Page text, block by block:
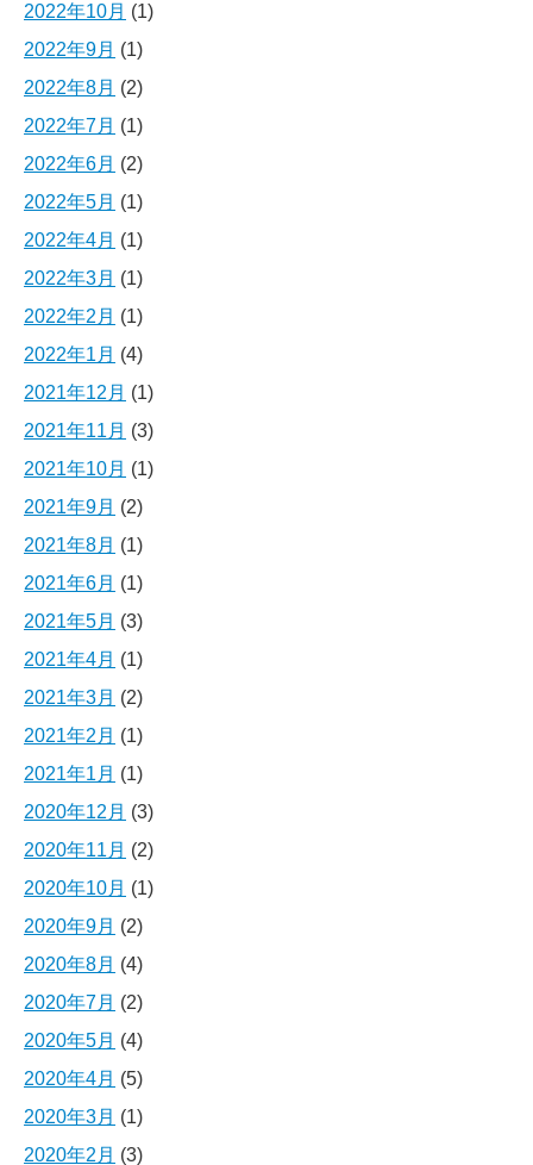
2022年10月 (1)
2022年9月 (1)
2022年8月 (2)
2022年7月 (1)
2022年6月 (2)
2022年5月 (1)
2022年4月 (1)
2022年3月 (1)
2022年2月 (1)
2022年1月 (4)
2021年12月 (1)
2021年11月 (3)
2021年10月 (1)
2021年9月 (2)
2021年8月 (1)
2021年6月 (1)
2021年5月 (3)
2021年4月 (1)
2021年3月 (2)
2021年2月 (1)
2021年1月 (1)
2020年12月 (3)
2020年11月 (2)
2020年10月 (1)
2020年9月 (2)
2020年8月 (4)
2020年7月 (2)
2020年5月 (4)
2020年4月 (5)
2020年3月 (1)
2020年2月 (3)